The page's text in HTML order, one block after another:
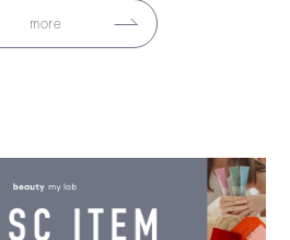
more